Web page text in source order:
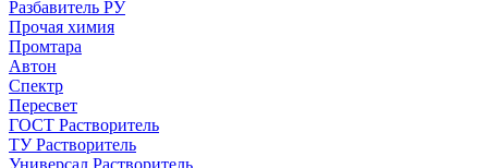
Разбавитель РУ
Прочая химия
Промтара
Автон
Спектр
Пересвет
ГОСТ Растворитель
ТУ Растворитель
Универсал Растворитель